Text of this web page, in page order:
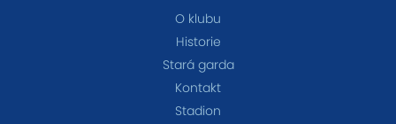
O klubu
Historie
Stará garda
Kontakt
Stadion